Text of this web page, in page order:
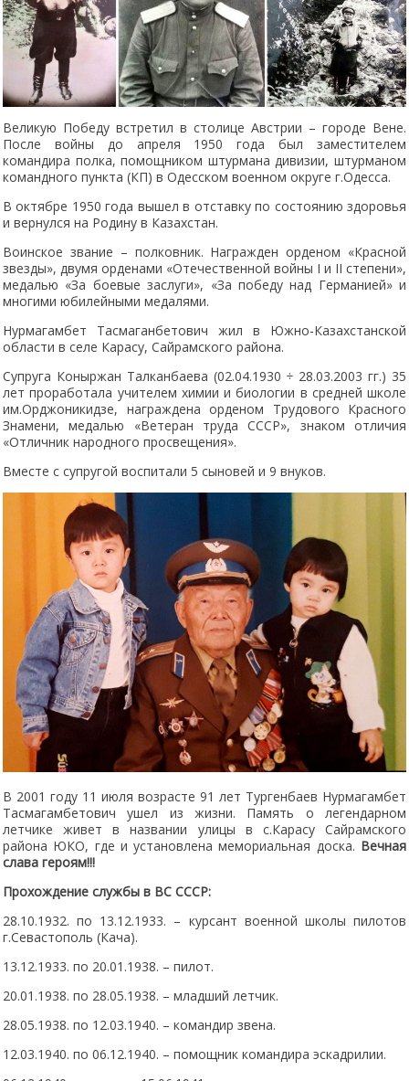
Великую Победу встретил в столице Австрии – городе Вене.
После войны до апреля 1950 года был заместителем
командира полка, помощником штурмана дивизии, штурманом
командного пункта (КП) в Одесском военном округе г.Одесса.
В октябре 1950 года вышел в отставку по состоянию здоровья
и вернулся на Родину в Казахстан.
Воинское звание – полковник. Награжден орденом «Красной
звезды», двумя орденами «Отечественной войны I и II степени»,
медалью «За боевые заслуги», «За победу над Германией» и
многими юбилейными медалями.
Нурмагамбет Тасмаганбетович жил в Южно-Казахстанской
области в селе Карасу, Сайрамского района.
Супруга Коныржан Талканбаева (02.04.1930 ÷ 28.03.2003 гг.) 35
лет проработала учителем химии и биологии в средней школе
им.Орджоникидзе, награждена орденом Трудового Красного
Знамени, медалью «Ветеран труда СССР», знаком отличия
«Отличник народного просвещения».
Вместе с супругой воспитали 5 сыновей и 9 внуков.
В 2001 году 11 июля возрасте 91 лет Тургенбаев Нурмагамбет
Тасмагамбетович ушел из жизни. Память о легендарном
летчике живет в названии улицы в с.Карасу Сайрамского
района ЮКО, где и установлена мемориальная доска. Вечная
слава героям!!!
Прохождение службы в ВС СССР:
28.10.1932. по 13.12.1933. – курсант военной школы пилотов
г.Севастополь (Кача).
13.12.1933. по 20.01.1938. – пилот.
20.01.1938. по 28.05.1938. – младший летчик.
28.05.1938. по 12.03.1940. – командир звена.
12.03.1940. по 06.12.1940. – помощник командира эскадрилии.